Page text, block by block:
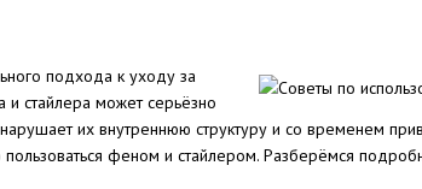
подхода к уходу за
и стайлера может серьёзно
их внутреннюю структуру и со временем
пользоваться феном и стайлером. Разберёмся